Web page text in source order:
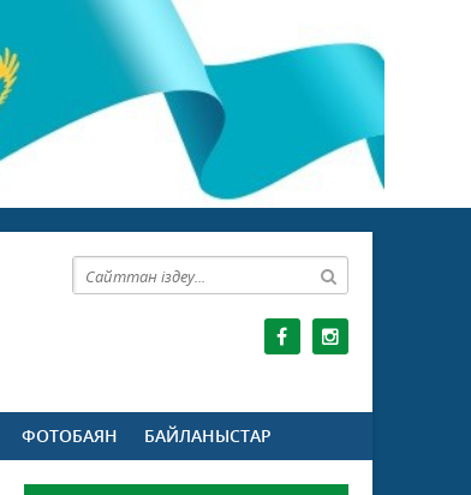
ФОТОБАЯН БАЙЛАНЫСТАР